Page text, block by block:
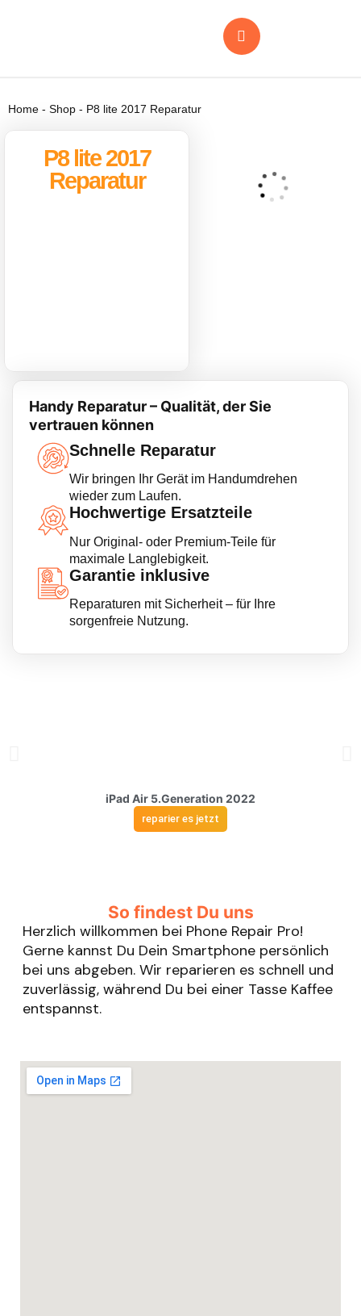
Home - Shop - P8 lite 2017 Reparatur
Handy Reparatur – Qualität, der Sie
vertrauen können
Schnelle Reparatur
Wir bringen Ihr Gerät im Handumdrehen
wieder zum Laufen.
Hochwertige Ersatzteile
Nur Original- oder Premium-Teile für
maximale Langlebigkeit.
Garantie inklusive
Reparaturen mit Sicherheit – für Ihre
sorgenfreie Nutzung.
P8 lite 2017
Reparatur
iPad Air 5.Generation 2022
reparier es jetzt
So findest Du uns
Herzlich willkommen bei Phone Repair Pro!
Gerne kannst Du Dein Smartphone persönlich
bei uns abgeben. Wir reparieren es schnell und
zuverlässig, während Du bei einer Tasse Kaffee
entspannst.